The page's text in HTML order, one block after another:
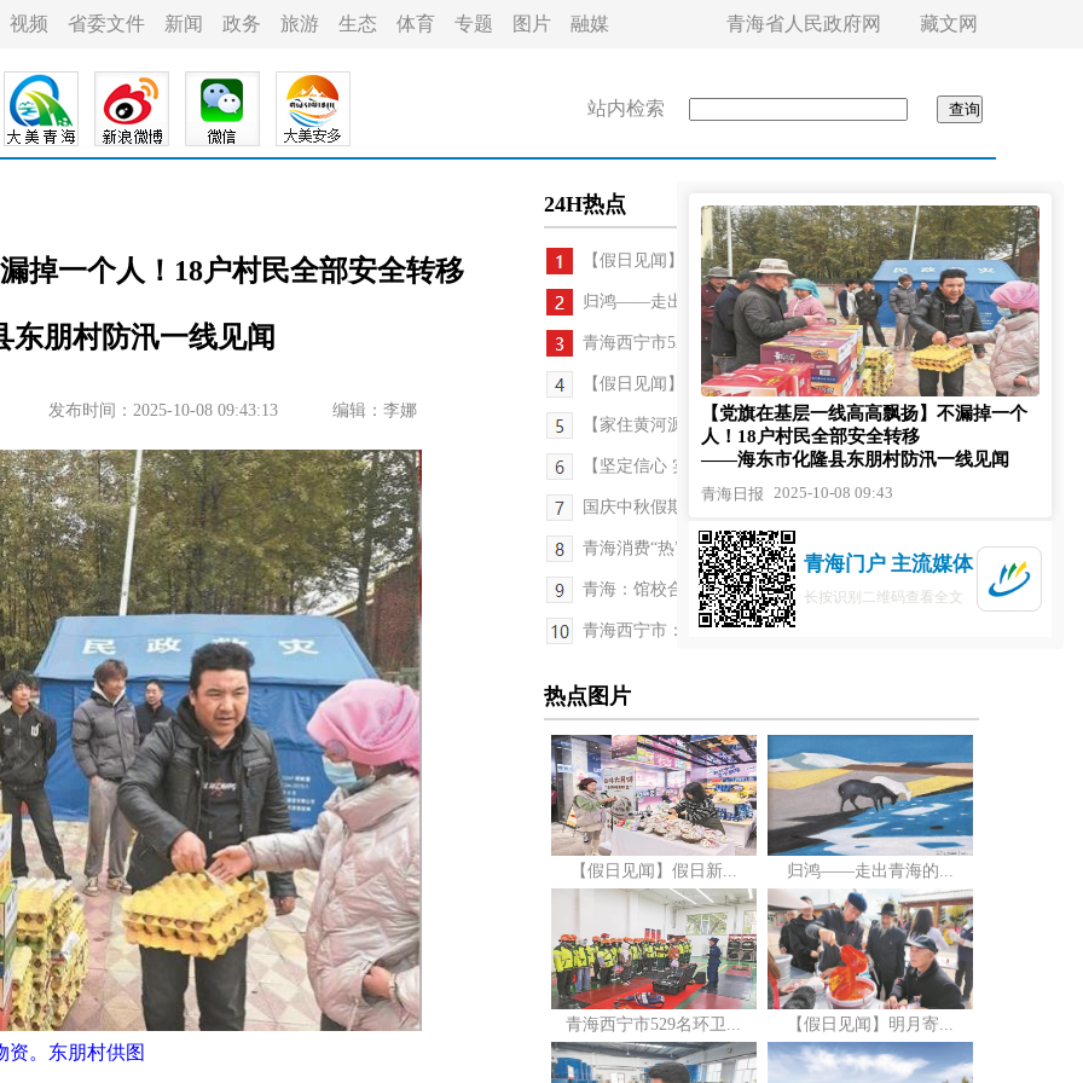
视频 省委文件 新闻 政务 旅游 生态 体育 专题 图片 融媒 青海省人民政府网 藏文网
站内检索
掉一个人！18户村民全部安全转移
朋村防汛一线见闻
发布时间：2025-10-08 09:43:13 编辑：李娜
资。东朋村供图
24H热点
【假日见闻】假日新风尚 添彩新生活
归鸿——走出青海的美术家作品联展
青海西宁市529名环卫工人走进“火焰蓝影院”
【假日见闻】明月寄真情 佳节话团圆
【家住黄河源】电送千里外 鱼安源头处
【坚定信心 实干争先】沙海种绿记
国庆中秋假期，西宁车展带动消费热潮
青海消费“热”力全开 多业态共燃假日经济新引擎
青海：馆校合作，开展“月照高原 文物里的中秋”节...
青海西宁市：中秋民俗文化节在慕容古寨举行
热点图片
【假日见闻】假日新... 归鸿——走出青海的...
青海西宁市529名环卫... 【假日见闻】明月寄...
【党旗在基层一线高高飘扬】不漏掉一个
人！18户村民全部安全转移
——海东市化隆县东朋村防汛一线见闻
青海日报 2025-10-08 09:43
青海门户 主流媒体
长按识别二维码查看全文